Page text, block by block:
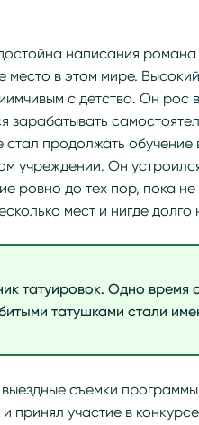
написания
место в этом мире.
с детства. Он рос
зарабатывать
продолжать обучение
учреждении. Он
ровно до тех пор, пока
мест и нигде долго
татуировок. Одно время
татушками стали
съемки
участие в